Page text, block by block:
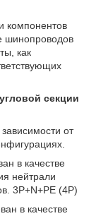
компонентов
шинопроводов
как
секции
от
в качестве
нейтрали
3Р+N+PE (4P)
в качестве